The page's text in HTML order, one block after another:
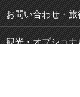
お問い合わせ・
観光・オプショナ